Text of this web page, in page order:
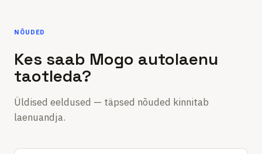
NÕUDED
Kes saab Mogo autolaenu
taotleda?
Üldised eeldused — täpsed nõuded kinnitab
laenuandja.